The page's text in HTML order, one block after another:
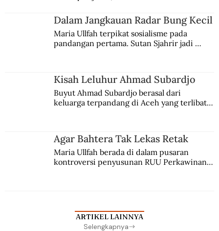
Jules Verne, Multatuli, hingga Sun Yat-sen.
Dalam Jangkauan Radar Bung Kecil
Maria Ullfah terpikat sosialisme pada
pandangan pertama. Sutan Sjahrir jadi
Kisah Leluhur Ahmad Subardjo
Buyut Ahmad Subardjo berasal dari
keluarga terpandang di Aceh yang terlibat
Agar Bahtera Tak Lekas Retak
Maria Ullfah berada di dalam pusaran
kontroversi penyusunan RUU Perkawinan.
ARTIKEL LAINNYA
Selengkapnya